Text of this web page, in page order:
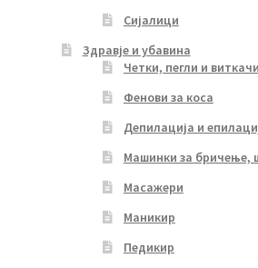
Сијалици
Здравје и убавина
Четки, пегли и
Фенови за коса
Депилација и
Машинки за бричење,
Масажери
Маникир
Педикир